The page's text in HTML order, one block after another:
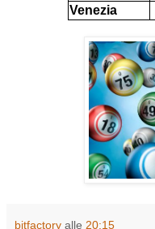
Venezia
bitfactory alle 20:15